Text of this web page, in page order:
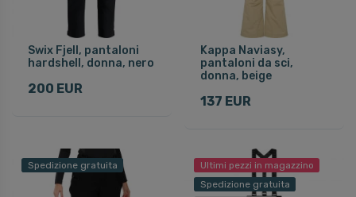
Swix Fjell, pantaloni
hardshell, donna, nero
200 EUR
Kappa Naviasy,
pantaloni da sci,
donna, beige
137 EUR
Spedizione gratuita
Ultimi pezzi in magazzino
Spedizione gratuita